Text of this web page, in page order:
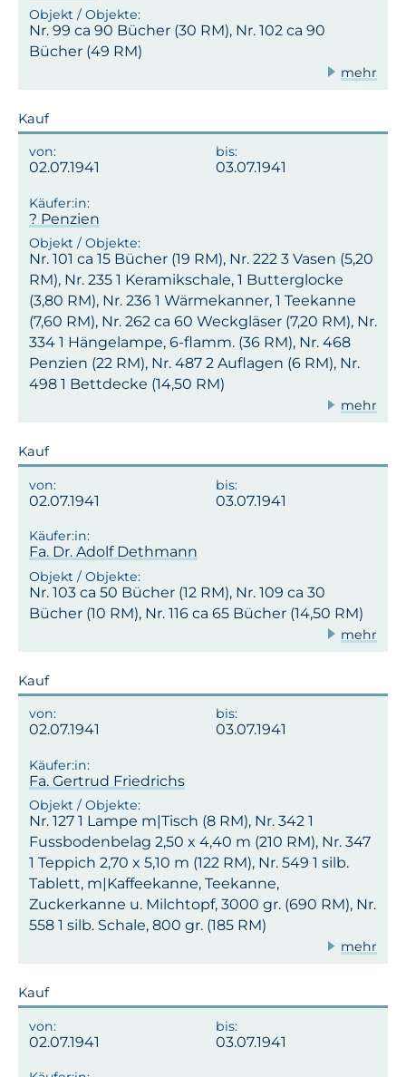
Nr. 99 ca 90 Bücher (30 RM), Nr. 102 ca 90
Bücher (49 RM)
mehr
Kauf
02.07.1941 03.07.1941
? Penzien
Nr. 101 ca 15 Bücher (19 RM), Nr. 222 3 Vasen (5,20
RM), Nr. 235 1 Keramikschale, 1 Butterglocke
(3,80 RM), Nr. 236 1 Wärmekanner, 1 Teekanne
(7,60 RM), Nr. 262 ca 60 Weckgläser (7,20 RM), Nr.
334 1 Hängelampe, 6-flamm. (36 RM), Nr. 468
Penzien (22 RM), Nr. 487 2 Auflagen (6 RM), Nr.
498 1 Bettdecke (14,50 RM)
mehr
Kauf
02.07.1941 03.07.1941
Fa. Dr. Adolf Dethmann
Nr. 103 ca 50 Bücher (12 RM), Nr. 109 ca 30
Bücher (10 RM), Nr. 116 ca 65 Bücher (14,50 RM)
mehr
Kauf
02.07.1941 03.07.1941
Fa. Gertrud Friedrichs
Nr. 127 1 Lampe m|Tisch (8 RM), Nr. 342 1
Fussbodenbelag 2,50 x 4,40 m (210 RM), Nr. 347
1 Teppich 2,70 x 5,10 m (122 RM), Nr. 549 1 silb.
Tablett, m|Kaffeekanne, Teekanne,
Zuckerkanne u. Milchtopf, 3000 gr. (690 RM), Nr.
558 1 silb. Schale, 800 gr. (185 RM)
mehr
Kauf
02.07.1941 03.07.1941